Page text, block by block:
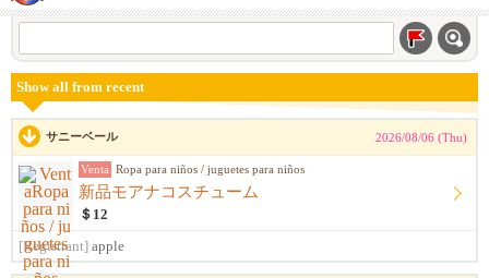
Show all from recent
サニーベール 2026/08/06 (Thu)
Venta Ropa para niños / juguetes para niños
新品モアナコスチューム
＄12
[Registrant] apple